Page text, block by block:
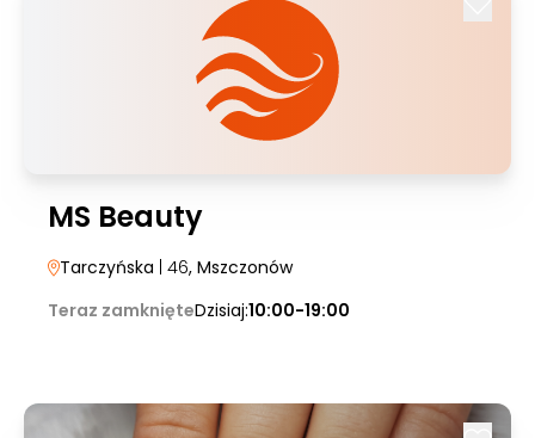
MS Beauty
Tarczyńska | 46, Mszczonów
Teraz zamknięteDzisiaj:10:00-19:00